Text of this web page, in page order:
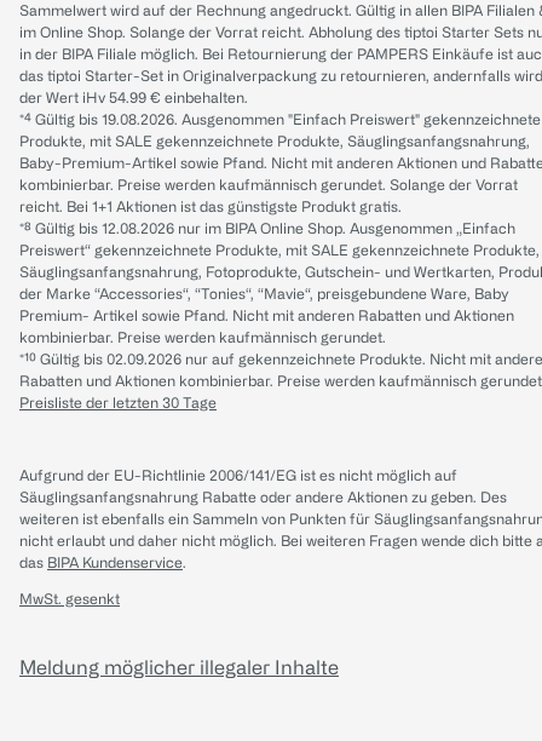
Sammelwert wird auf der Rechnung angedruckt. Gültig in allen BIPA Filialen
im Online Shop. Solange der Vorrat reicht. Abholung des tiptoi Starter Sets
in der BIPA Filiale möglich. Bei Retournierung der PAMPERS Einkäufe ist
das tiptoi Starter-Set in Originalverpackung zu retournieren, andernfalls wird
der Wert iHv 54.99 € einbehalten.
*⁴ Gültig bis 19.08.2026. Ausgenommen "Einfach Preiswert" gekennzeichnete
Produkte, mit SALE gekennzeichnete Produkte, Säuglingsanfangsnahrung,
Baby-Premium-Artikel sowie Pfand. Nicht mit anderen Aktionen und
kombinierbar. Preise werden kaufmännisch gerundet. Solange der Vorrat
reicht. Bei 1+1 Aktionen ist das günstigste Produkt gratis.
*⁸ Gültig bis 12.08.2026 nur im BIPA Online Shop. Ausgenommen „Einfach
Preiswert“ gekennzeichnete Produkte, mit SALE gekennzeichnete Produkte,
Säuglingsanfangsnahrung, Fotoprodukte, Gutschein- und Wertkarten,
der Marke “Accessories“, “Tonies“, “Mavie“, preisgebundene Ware, Baby
Premium- Artikel sowie Pfand. Nicht mit anderen Rabatten und Aktionen
kombinierbar. Preise werden kaufmännisch gerundet.
*¹⁰ Gültig bis 02.09.2026 nur auf gekennzeichnete Produkte. Nicht mit
Rabatten und Aktionen kombinierbar. Preise werden kaufmännisch
Preisliste der letzten 30 Tage
Aufgrund der EU-Richtlinie 2006/141/EG ist es nicht möglich auf
Säuglingsanfangsnahrung Rabatte oder andere Aktionen zu geben. Des
weiteren ist ebenfalls ein Sammeln von Punkten für
nicht erlaubt und daher nicht möglich. Bei weiteren Fragen wende dich bitte
das BIPA Kundenservice.
MwSt. gesenkt
Meldung möglicher illegaler Inhalte